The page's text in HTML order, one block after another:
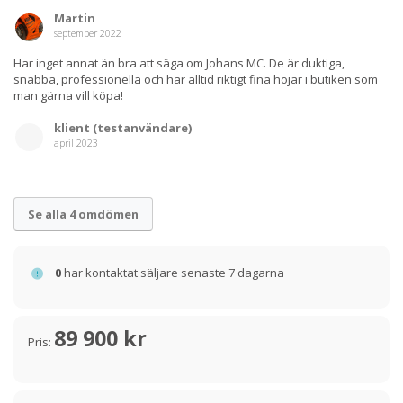
Martin
september 2022
Har inget annat än bra att säga om Johans MC. De är duktiga,
snabba, professionella och har alltid riktigt fina hojar i butiken som
man gärna vill köpa!
klient (testanvändare)
april 2023
Se alla 4 omdömen
0har kontaktat säljare senaste 7 dagarna
Pris: 89 900 kr